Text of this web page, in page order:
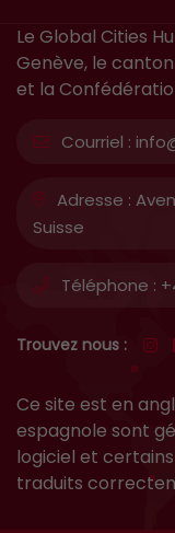
Le Global Cities
Genève, le
et la
Courriel :
Adresse :
Suisse
Téléphone :
Trouvez nous :
Ce site est en
espagnole sont
logiciel et
traduits